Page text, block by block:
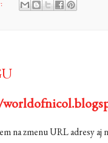
na zmenu URL adresy aj